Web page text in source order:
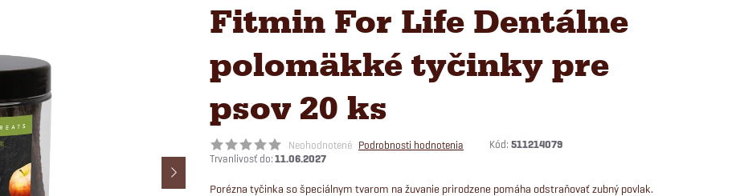
Fitmin For Life Dentálne
polomäkké tyčinky pre
psov 20 ks
Neohodnotené Podrobnosti hodnotenia Kód: 511214079
11.06.2027
Porézna tyčinka so špeciálnym tvarom na žuvanie prirodzene pomáha odstraňovať zubný povlak.